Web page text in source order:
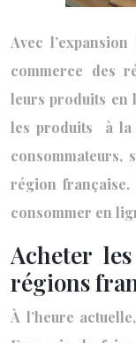
Avec
commerce des
leurs produits en
les produits à la
consommateurs,
région française.
consommer en
Acheter
régions
À l’heure